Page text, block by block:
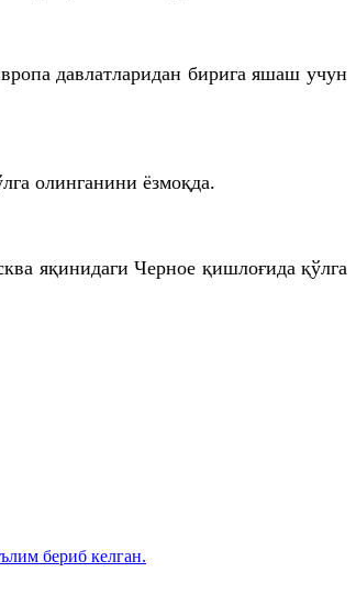
давлатларидан бирига яшаш учун
олинганини ёзмоқда.
яқинидаги Черное қишлоғида қўлга
бериб келган.